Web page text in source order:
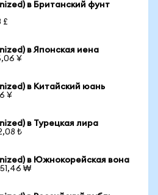
в Британский фунт
£
в Японская иена
¥
в Китайский юань
¥
в Турецкая лира
₺
в Южнокорейская вона
₩